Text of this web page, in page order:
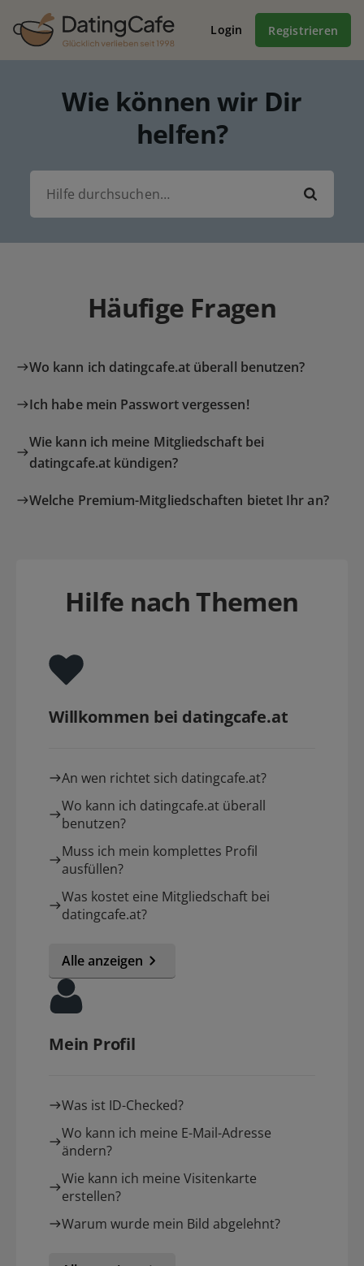
Login Registrieren
Wie können wir Dir
helfen?
Häufige Fragen
Wo kann ich datingcafe.at überall benutzen?
Ich habe mein Passwort vergessen!
Wie kann ich meine Mitgliedschaft bei
datingcafe.at kündigen?
Welche Premium-Mitgliedschaften bietet Ihr an?
Hilfe nach Themen
Willkommen bei datingcafe.at
An wen richtet sich datingcafe.at?
Wo kann ich datingcafe.at überall
benutzen?
Muss ich mein komplettes Profil
ausfüllen?
Was kostet eine Mitgliedschaft bei
datingcafe.at?
Alle anzeigen
Mein Profil
Was ist ID-Checked?
Wo kann ich meine E-Mail-Adresse
ändern?
Wie kann ich meine Visitenkarte
erstellen?
Warum wurde mein Bild abgelehnt?